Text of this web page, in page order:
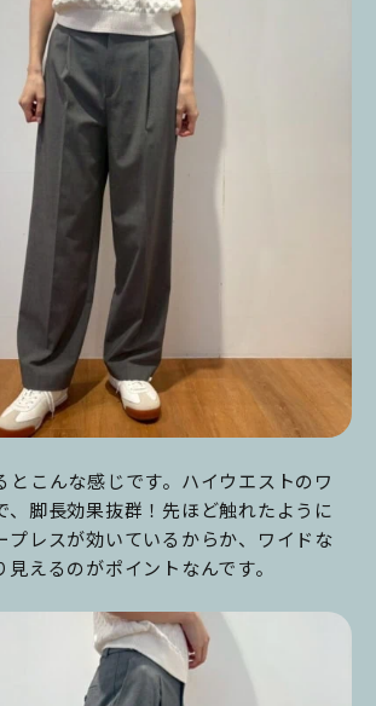
とこんな感じです。ハイウエストのワ
、脚長効果抜群！先ほど触れたように
プレスが効いているからか、ワイドな
えるのがポイントなんです。